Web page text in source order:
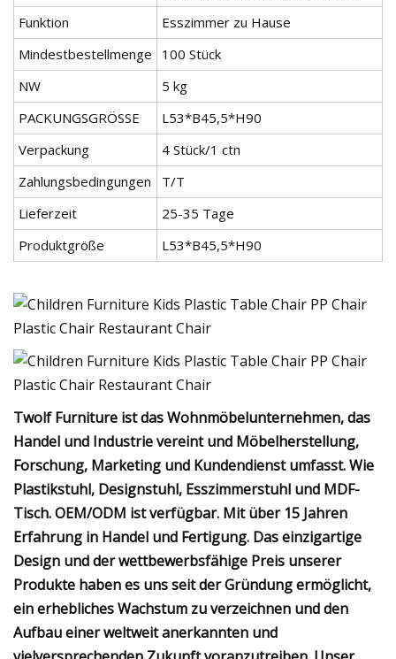
Funktion
Esszimmer zu Hause
Mindestbestellmenge
100 Stück
NW
5 kg
PACKUNGSGRÖSSE
L53*B45,5*H90
Verpackung
4 Stück/1 ctn
Zahlungsbedingungen
T/T
Lieferzeit
25-35 Tage
Produktgröße
L53*B45,5*H90
Twolf Furniture ist das Wohnmöbelunternehmen, das
Handel und Industrie vereint und Möbelherstellung,
Forschung, Marketing und Kundendienst umfasst. Wie
Plastikstuhl, Designstuhl, Esszimmerstuhl und MDF-
Tisch. OEM/ODM ist verfügbar. Mit über 15 Jahren
Erfahrung in Handel und Fertigung. Das einzigartige
Design und der wettbewerbsfähige Preis unserer
Produkte haben es uns seit der Gründung ermöglicht,
ein erhebliches Wachstum zu verzeichnen und den
Aufbau einer weltweit anerkannten und